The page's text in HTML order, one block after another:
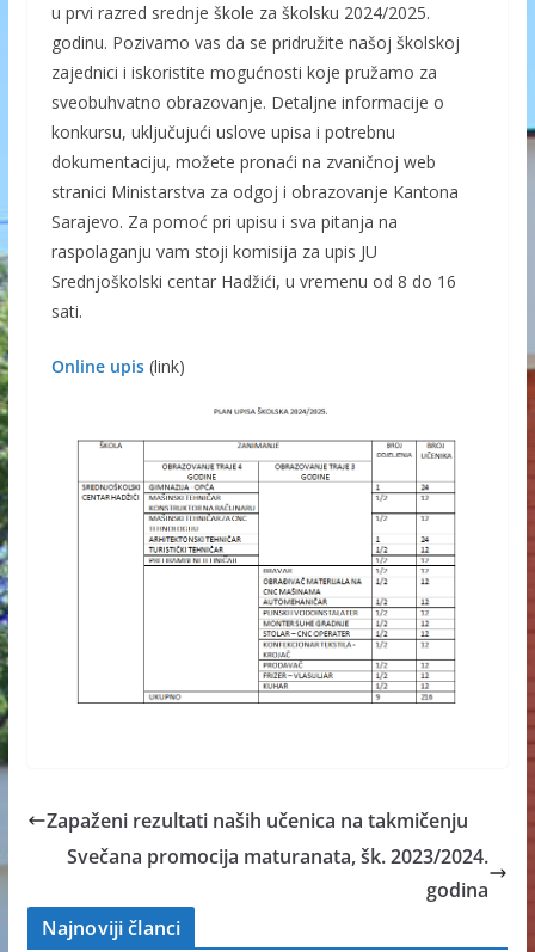
u prvi razred srednje škole za školsku 2024/2025.
godinu. Pozivamo vas da se pridružite našoj školskoj
zajednici i iskoristite mogućnosti koje pružamo za
sveobuhvatno obrazovanje. Detaljne informacije o
konkursu, uključujući uslove upisa i potrebnu
dokumentaciju, možete pronaći na zvaničnoj web
stranici Ministarstva za odgoj i obrazovanje Kantona
Sarajevo. Za pomoć pri upisu i sva pitanja na
raspolaganju vam stoji komisija za upis JU
Srednjoškolski centar Hadžići, u vremenu od 8 do 16
sati.
Online upis(link)
Zapaženi rezultati naših učenica na takmičenju
Svečana promocija maturanata, šk. 2023/2024.
godina
Najnoviji članci